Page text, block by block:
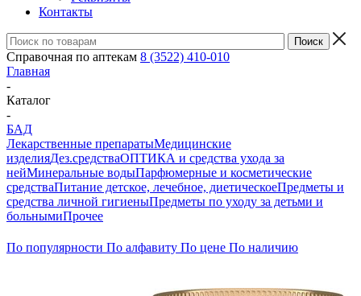
Контакты
Справочная по аптекам 8 (3522) 410-010
Главная
-
Каталог
-
БАД
Лекарственные препаратыМедицинские
изделияДез.средстваОПТИКА и средства ухода за
нейМинеральные водыПарфюмерные и косметические
средстваПитание детское, лечебное, диетическоеПредметы и
средства личной гигиеныПредметы по уходу за детьми и
больнымиПрочее
По популярности По алфавиту По цене По наличию